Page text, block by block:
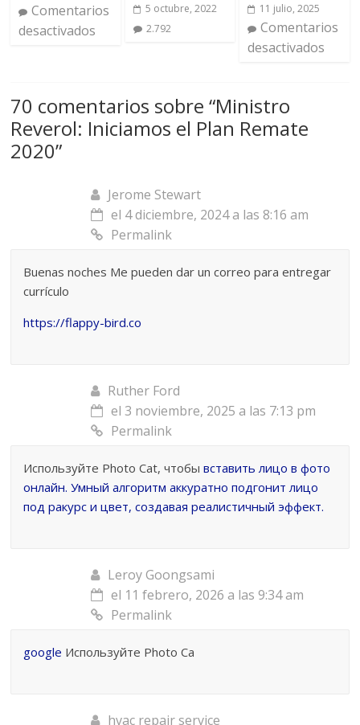
Comentarios
desactivados
5 octubre, 2022
2.792
11 julio, 2025
Comentarios
desactivados
70 comentarios sobre “Ministro
Reverol: Iniciamos el Plan Remate
2020”
Jerome Stewart
el 4 diciembre, 2024 a las 8:16 am
Permalink
Buenas noches Me pueden dar un correo para entregar
currículo
https://flappy-bird.co
Ruther Ford
el 3 noviembre, 2025 a las 7:13 pm
Permalink
Используйте Photo Cat, чтобывставить лицо в фото
онлайн. Умный алгоритм аккуратно подгонит лицо
под ракурс и цвет, создавая реалистичный эффект.
Leroy Goongsami
el 11 febrero, 2026 a las 9:34 am
Permalink
google Используйте Photo Ca
hvac repair service